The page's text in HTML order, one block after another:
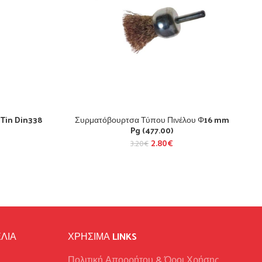
Tin Din338 Συρματόβουρτσα Τύπου Πινέλου Φ16 mm
Pg (477.00)
3.20€ 2.80€
ΧΡΉΣΙΜΑ LINKS